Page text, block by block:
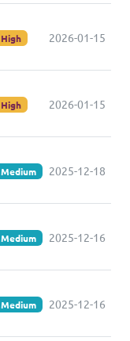
High 2026-01-15
High 2026-01-15
Medium 2025-12-18
Medium 2025-12-16
Medium 2025-12-16